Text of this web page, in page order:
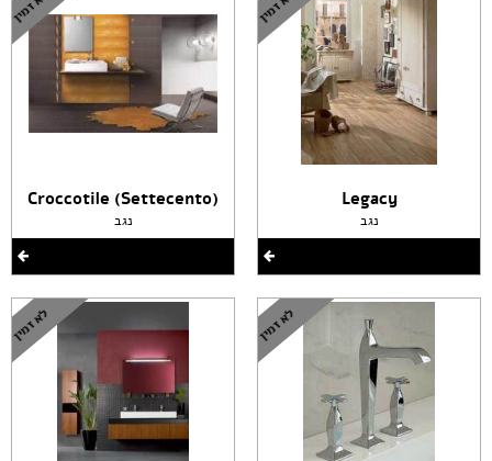
Legacy
נגב
(Croccotile (Settecento
נגב